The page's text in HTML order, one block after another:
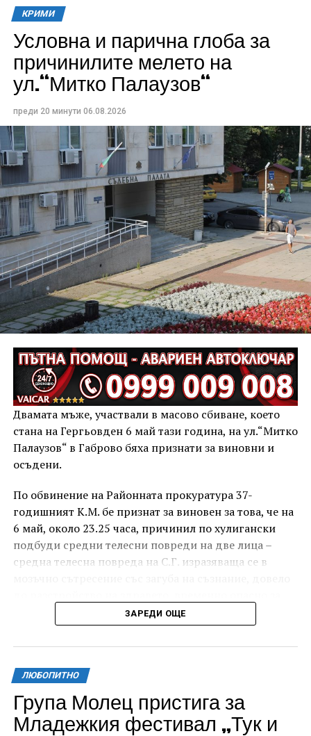
КРИМИ
Условна и парична глоба за
причинилите мелето на
ул.“Митко Палаузов“
преди 20 минути 06.08.2026
Двамата мъже, участвали в масово сбиване, което
стана на Гергьовден 6 май тази година, на ул.“Митко
Палаузов“ в Габрово бяха признати за виновни и
осъдени.
По обвинение на Районната прокуратура 37-
годишният К.М. бе признат за виновен за това, че на
6 май, около 23.25 часа, причинил по хулигански
подбуди средни телесни повреди на две лица –
средна телесна повреда на С.Г. изразяваща се в
живота, и лека телесна повреда на Х.С., която бе с
порезна рана на петия пръст на дясната ръка,
довела до разстройство на здравето, неопасно за
За извършеното престъпление 37-годишният бе
осъден с наложено наказание 1 година и 8 месеца
лишаване от свобода, чието изпълнение бб отложено
ЗАРЕДИ ОЩЕ
ЛЮБОПИТНО
Група Молец пристига за
Младежкия фестивал „Тук и